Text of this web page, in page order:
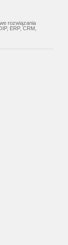
rozwiązania
ERP, CRM,